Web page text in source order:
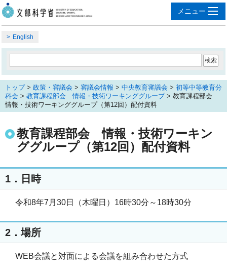
English
トップ> 政策・審議会 > 審議会情報 > 中央教育審議会 > 初等中等教育分
科会 > 教育課程部会 情報・技術ワーキンググループ> 教育課程部会
情報・技術ワーキンググループ（第12回）配付資料
教育課程部会 情報・技術ワーキン
ググループ（第12回）配付資料
1．日時
令和8年7月30日（木曜日）16時30分～18時30分
2．場所
WEB会議と対面による会議を組み合わせた方式